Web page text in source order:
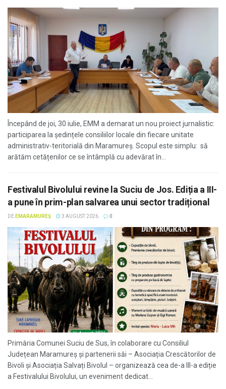
Începând de joi, 30 iulie, EMM a demarat un nou proiect jurnalistic:
participarea la ședințele consiliilor locale din fiecare unitate
administrativ-teritorială din Maramureș. Scopul este simplu: să
arătăm cetățenilor ce se întâmplă cu adevărat în...
Festivalul Bivolului revine la Suciu de Jos. Ediția a III-
a pune în prim-plan salvarea unui sector tradițional
DE EMARAMUREȘ 3 AUGUST 2026 0
Primăria Comunei Suciu de Sus, în colaborare cu Consiliul
Județean Maramureș și partenerii săi – Asociația Crescătorilor de
Bivoli și Asociația Salvați Bivolul – organizează cea de-a III-a ediție
a Festivalului Bivolului, un eveniment dedicat...